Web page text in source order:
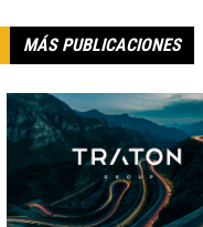
MÁS PUBLICACIONES